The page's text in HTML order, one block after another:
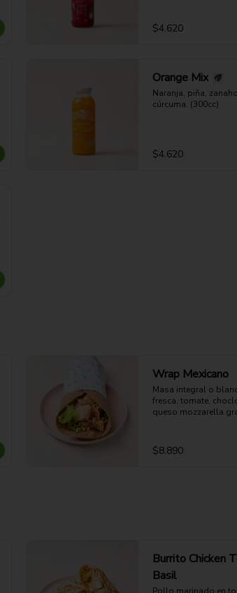
$4.620
Orange Mix
Naranja, piña,
cúrcuma. (300cc)
$4.620
Wrap Mexicano
Masa integral o
fresca, tomate,
queso mozzarella
$8.890
Burrito Chicken
Basil